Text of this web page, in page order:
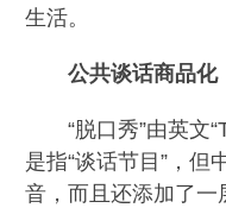
生活。
公共谈话商品化
“脱口秀”由英文
是指“谈话节目”，但
音，而且还添加了一